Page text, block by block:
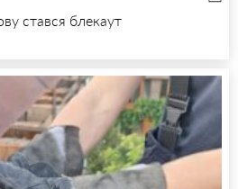
стався блекаут